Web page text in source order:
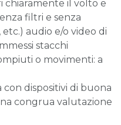
chiaramente il volto e
filtri e senza
audio e/o video di
stacchi
o movimenti: a
dispositivi di buona
congrua valutazione